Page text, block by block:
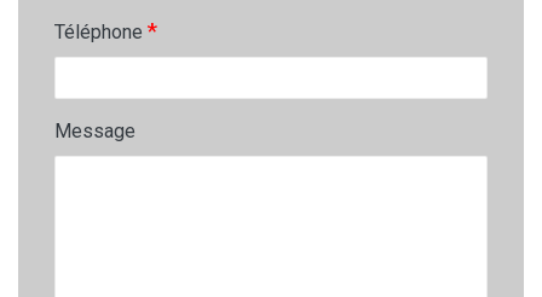
Téléphone *
Message